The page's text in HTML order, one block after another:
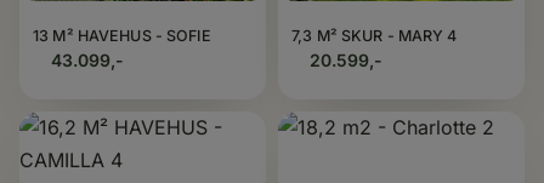
13 M² HAVEHUS - SOFIE
43.099,-
7,3 M² SKUR - MARY 4
20.599,-